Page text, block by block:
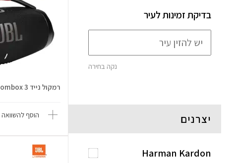
רמקול נייד Boombox 3
הוסף להשוואה
בדיקת זמינות לעיר
נקה בחירה
יצרנים
Harman Kardon